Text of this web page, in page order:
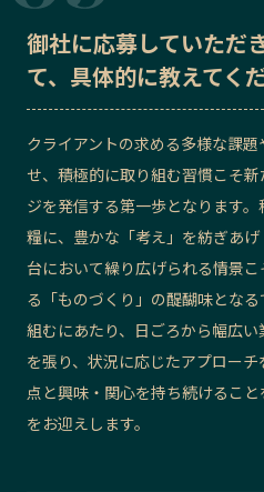
御社に応募していただ
て、具体的に教えてくだ
クライアントの求める多様な課
せ、積極的に取り組む習慣こそ
ジを発信する第一歩となります
糧に、豊かな「考え」を紡ぎあ
台において繰り広げられる情景
る「ものづくり」の醍醐味とな
組むにあたり、日ごろから幅広
を張り、状況に応じたアプロー
点と興味・関心を持ち続けるこ
をお迎えします。